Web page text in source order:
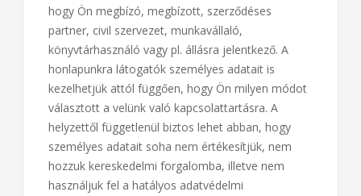
hogy Ön megbízó, megbízott, szerződéses
partner, civil szervezet, munkavállaló,
könyvtárhasználó vagy pl. állásra jelentkező. A
honlapunkra látogatók személyes adatait is
kezelhetjük attól függően, hogy Ön milyen módot
választott a velünk való kapcsolattartásra. A
helyzettől függetlenül biztos lehet abban, hogy
személyes adatait soha nem értékesítjük, nem
hozzuk kereskedelmi forgalomba, illetve nem
használjuk fel a hatályos adatvédelmi